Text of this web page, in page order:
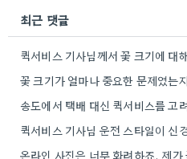
최근 댓글